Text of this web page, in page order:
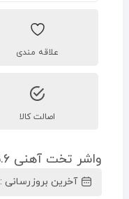
اصالت کالا
واشر تخت آهنی 5.6 قطر 36 (din126)
آخرین بروزرسانی : 2025/11/01